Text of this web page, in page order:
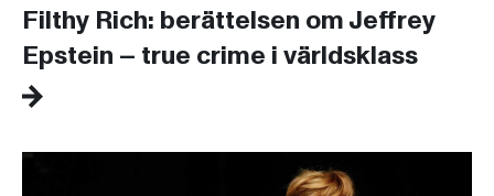
Filthy Rich: berättelsen om Jeffrey
Epstein – true crime i världsklass